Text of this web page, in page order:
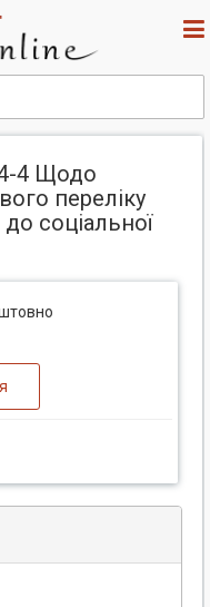
4 Щодо
переліку
до соціальної